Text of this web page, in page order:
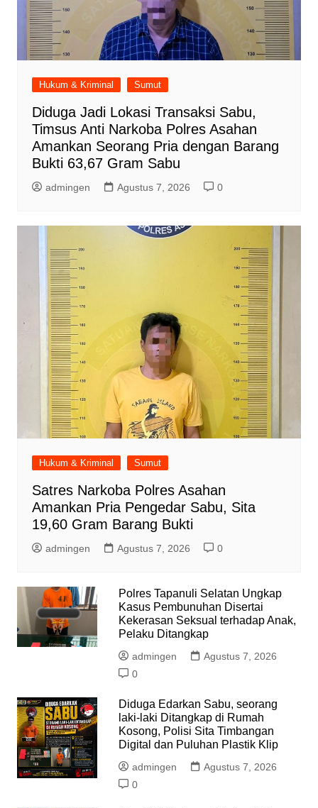
Hukum & Kriminal Sumut
Diduga Jadi Lokasi Transaksi Sabu,
Timsus Anti Narkoba Polres Asahan
Amankan Seorang Pria dengan Barang
Bukti 63,67 Gram Sabu
admingen Agustus 7, 2026 0
Hukum & Kriminal Sumut
Satres Narkoba Polres Asahan
Amankan Pria Pengedar Sabu, Sita
19,60 Gram Barang Bukti
admingen Agustus 7, 2026 0
Polres Tapanuli Selatan Ungkap
Kasus Pembunuhan Disertai
Kekerasan Seksual terhadap Anak,
Pelaku Ditangkap
admingen
Agustus 7, 2026
0
Diduga Edarkan Sabu, seorang
laki-laki Ditangkap di Rumah
Kosong, Polisi Sita Timbangan
Digital dan Puluhan Plastik Klip
admingen
Agustus 7, 2026
0